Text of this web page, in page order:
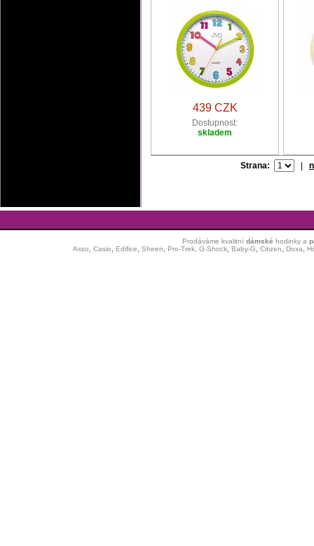
439 CZK
Dostupnost:
skladem
Strana:
Prodáváme kvalitní dámské hodinkya
Asso
Casio Edifice Sheen Pro-Trek, G-Shock, Baby-G Citizen Doxa